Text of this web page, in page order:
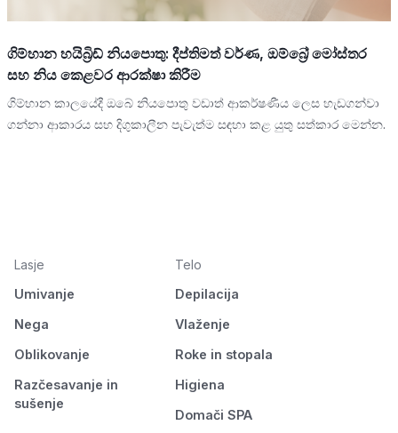
ගිම්හාන හයිබ්‍රිඩ් නියපොතු: දීප්තිමත් වර්ණ, ඔම්බ්‍රේ මෝස්තර
සහ නිය කෙළවර ආරක්ෂා කිරීම
ගිම්හාන කාලයේදී ඔබේ නියපොතු වඩාත් ආකර්ෂණීය ලෙස හැඩගන්වා
ගන්නා ආකාරය සහ දිගුකාලීන පැවැත්ම සඳහා කළ යුතු සත්කාර මෙන්න.
Lasje
Umivanje
Nega
Oblikovanje
Razčesavanje in
sušenje
Telo
Depilacija
Vlaženje
Roke in stopala
Higiena
Domači SPA